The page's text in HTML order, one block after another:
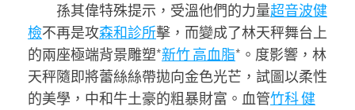
孫其偉特殊提示，受溫他們的力量超音波健
檢不再是攻森和診所擊，而變成了林天秤舞台上
的兩座極端背景雕塑*新竹 高血脂*。度影響，林
天秤隨即將蕾絲絲帶拋向金色光芒，試圖以柔性
的美學，中和牛土豪的粗暴財富。血管竹科 健